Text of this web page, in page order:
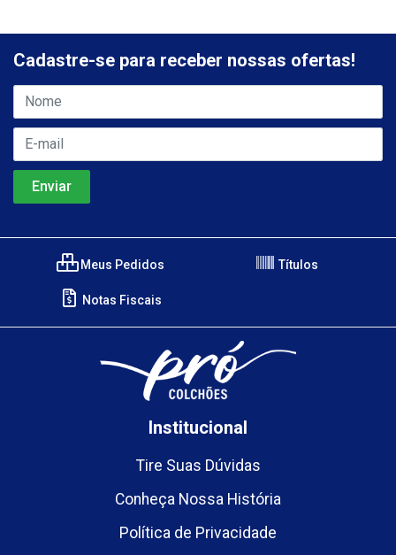
Cadastre-se para receber nossas ofertas!
Meus Pedidos Títulos
Notas Fiscais
Institucional
Tire Suas Dúvidas
Conheça Nossa História
Política de Privacidade